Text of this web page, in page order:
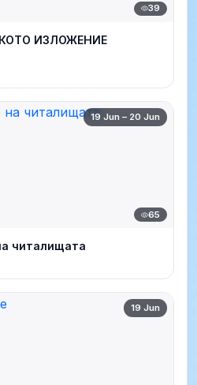
39
ИЗЛОЖЕНИЕ
19 Jun – 20 Jun
65
читалищата
19 Jun